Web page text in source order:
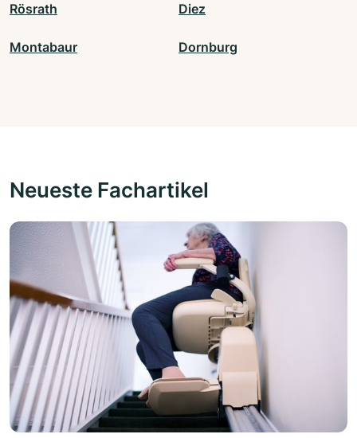
Rösrath Diez
Montabaur Dornburg
Neueste Fachartikel